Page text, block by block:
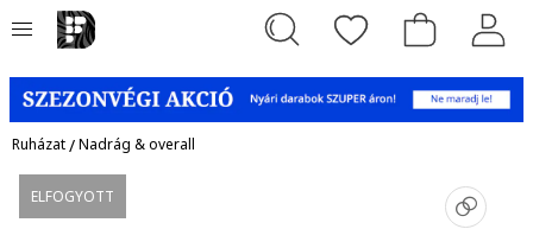
Ruházat/Nadrág & overall
ELFOGYOTT